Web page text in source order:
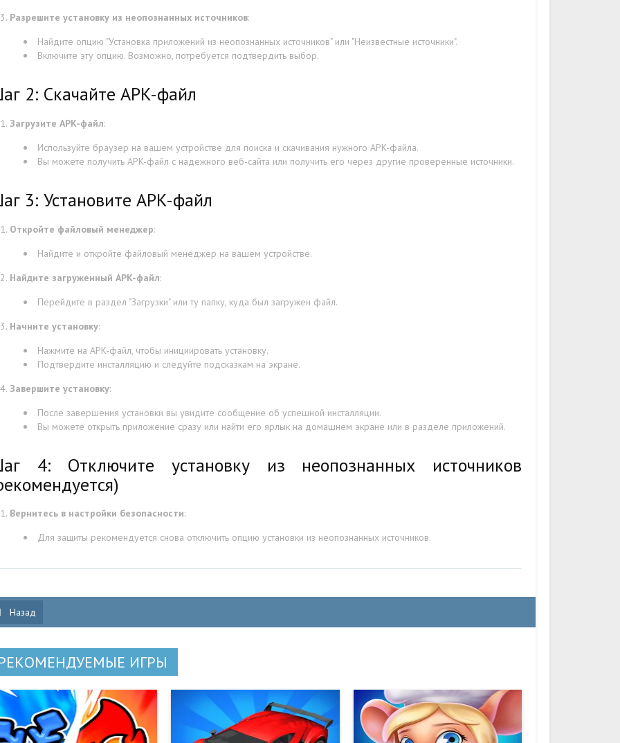
Разрешите установку из неопознанных источников:
Найдите опцию "Установка приложений из неопознанных источников" или "Неизвестные источники".
Включите эту опцию. Возможно, потребуется подтвердить выбор.
2: Скачайте APK-файл
Загрузите APK-файл:
Используйте браузер на вашем устройстве для поиска и скачивания нужного APK-файла.
Вы можете получить APK-файл с надежного веб-сайта или получить его через другие проверенные источники.
3: Установите APK-файл
Откройте файловый менеджер:
Найдите и откройте файловый менеджер на вашем устройстве.
Найдите загруженный APK-файл:
Перейдите в раздел "Загрузки" или ту папку, куда был загружен файл.
Начните установку:
Нажмите на APK-файл, чтобы инициировать установку.
Подтвердите инсталляцию и следуйте подсказкам на экране.
Завершите установку:
После завершения установки вы увидите сообщение об успешной инсталляции.
Вы можете открыть приложение сразу или найти его ярлык на домашнем экране или в разделе приложений.
4: Отключите установку из неопознанных источников
Вернитесь в настройки безопасности:
Для защиты рекомендуется снова отключить опцию установки из неопознанных источников.
Назад
ИГРЫ